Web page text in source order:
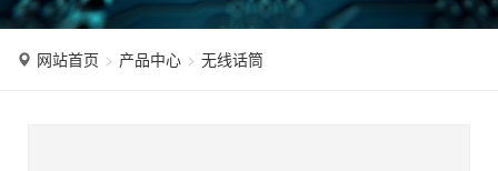
网站首页 产品中心 无线话筒